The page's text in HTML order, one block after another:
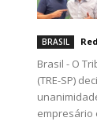
BRASIL
Brasil - O
(TRE-SP)
empresário